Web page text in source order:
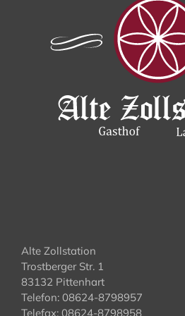
Alte Zollstation
Trostberger Str. 1
83132 Pittenhart
Telefon: 08624-8798957
Telefax: 08624-8798958